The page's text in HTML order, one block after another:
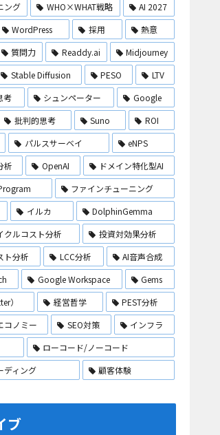
ング
WHO×WHAT戦略
AI 2027
WordPress 採用
熱意
質問力 Readdy.ai
Midjourney
Stable Diffusion PESO
LTV
考
シュンペーター
Google
批判的思考 Suno
ROI
パルスサーベイ
eNPS
析
OpenAI
ドメイン特化型AI
ファインチューニング
イルカ
DolphinGemma
クルコスト分析
投資対効果分析
ト分析
LCC分析
AI音声合成
Google Workspace
Gems
）
経営哲学
PEST分析
コノミー
SEO対策
インフラ
ローコード/ノーコード
ディング
顧客体験
ブ